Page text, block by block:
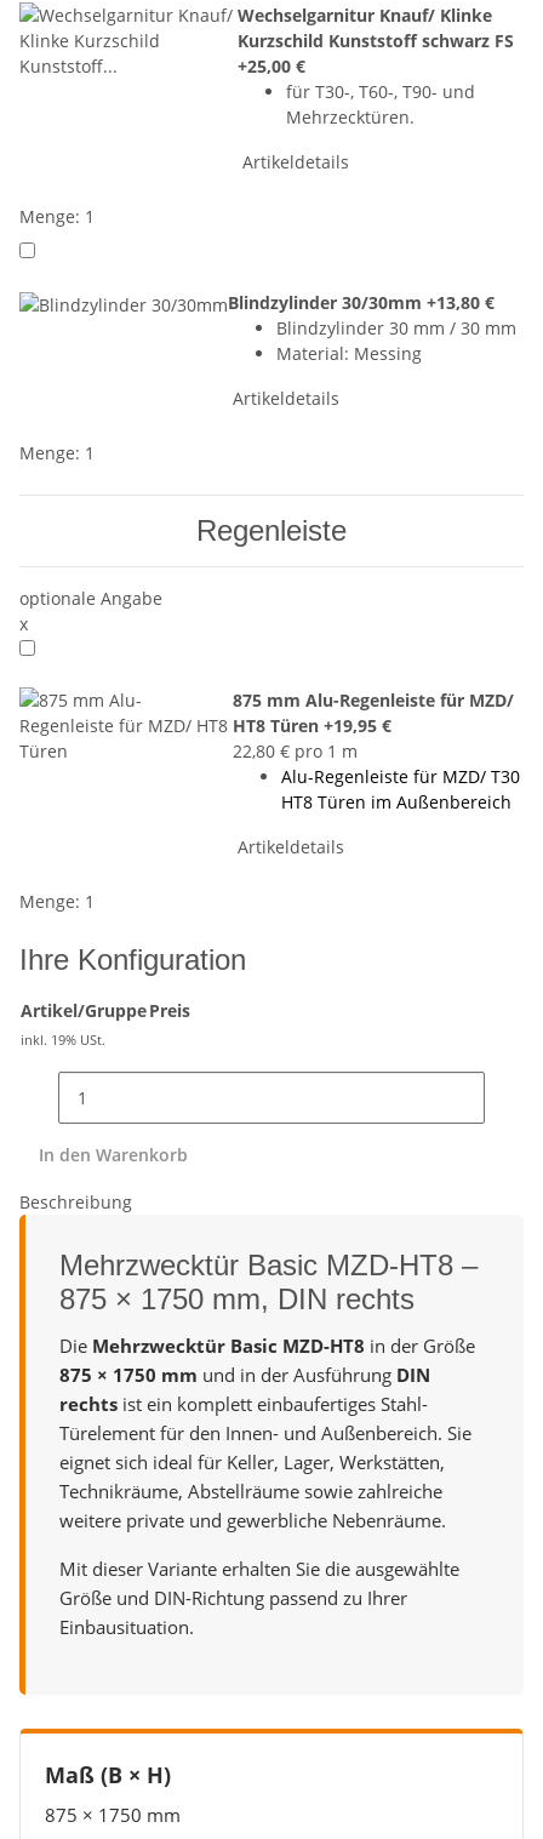
Wechselgarnitur Knauf/ Klinke
Kurzschild Kunststoff schwarz FS
+25,00 €
für T30-, T60-, T90- und
Mehrzecktüren.
Artikeldetails
Menge: 1
Blindzylinder 30/30mm +13,80 €
Blindzylinder 30 mm / 30 mm
Material: Messing
Artikeldetails
Menge: 1
Regenleiste
optionale Angabe
x
875 mm Alu-Regenleiste für MZD/
HT8 Türen+19,95 €
22,80 € pro 1 m
Alu-Regenleiste für MZD/ T30
HT8 Türen im Außenbereich
Artikeldetails
Menge: 1
Ihre Konfiguration
Artikel/GruppePreis
inkl. 19% USt.
In den Warenkorb
Beschreibung
Mehrzwecktür Basic MZD-HT8 –
875 × 1750 mm, DIN rechts
Die Mehrzwecktür Basic MZD-HT8 in der Größe
875 × 1750 mm und in der Ausführung DIN
rechts ist ein komplett einbaufertiges Stahl-
Türelement für den Innen- und Außenbereich. Sie
eignet sich ideal für Keller, Lager, Werkstätten,
Technikräume, Abstellräume sowie zahlreiche
weitere private und gewerbliche Nebenräume.
Mit dieser Variante erhalten Sie die ausgewählte
Größe und DIN-Richtung passend zu Ihrer
Einbausituation.
Maß (B × H)
875 × 1750 mm